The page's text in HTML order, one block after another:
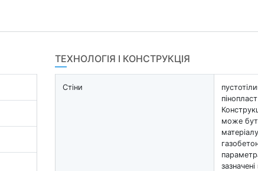
ТЕХНОЛОГІЯ І КОНСТРУКЦІЯ
Стіни
може